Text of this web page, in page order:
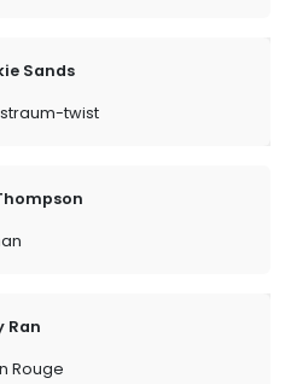
Sands
twist
Ran
Rouge